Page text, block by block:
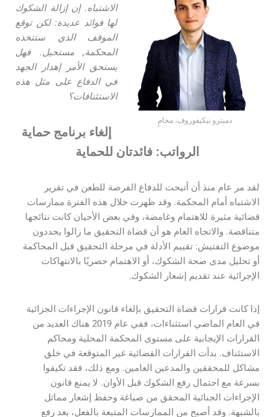
دميترو نيكيفوروف، محامٍ
الاشتباه. إن إزالة الشكوك
لها فوائد عديدة: لكن توقع
الموقف الذي ستتخذه
المحكمة,مستحيل. فهل
يستحق الأمر إهدار الجهد
في الدفاع على مثل هذه
الاستئنافات؟
إلغاء برنامج حماية
الرواتب: فائدتان للحماية
لقد مر عام منذ أن أتيحت للدفاع الفرصة للطعن في تقرير
الاشتباه أمام المحكمة. وقد ظهرت خلال هذه الفترة ممارسات
قضائية مثيرة للاهتمام وغامضة، وفي بعض الأحيان كانت نتائجها
متناقضة. والاتجاه العام هو أن قضاة التحقيق ما زالوا يحددون
موضوع التفتيش: تقييم الأدلة في مرحلة التحقيق قبل المحاكمة
أو تحليل مدى صحة الشكوك، أو الاهتمام حصريًا بالانتهاكات
الإجرائية عند تقديم إشعار الشكوك.
إذا كانت قرارات قضاة التحقيق بإلغاء قانون الإجراءات الجزائية
في العام الماضي استثناءات، ففي عام 2019 هناك العديد من
القرارات الإيجابية على مستوى المحكمة المحلية ومحاكم
الاستئناف. بدأت القرارات القضائية غير المتوقعة في خلق
مشاكل للمحققين والمدعين العامين. ومع ذلك، فقد تكيفوا
بسرعة مع احتمال رفع الشكوك قبل الأوان. لا يمنع قانون
الإجراءات الجنائية المحقق من صياغة وحفظ إشعار مماثل
بالشبهة. وقد أصبح من الممارسات المتبعة بالفعل، بعد رفع